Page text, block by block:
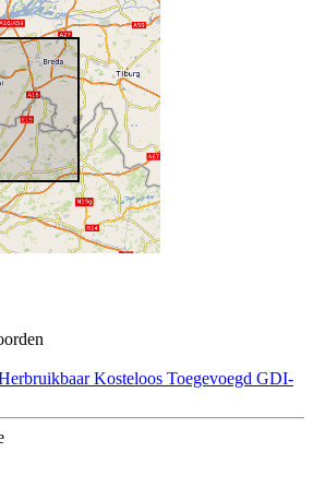
Kosteloos Toegevoegd GDI-